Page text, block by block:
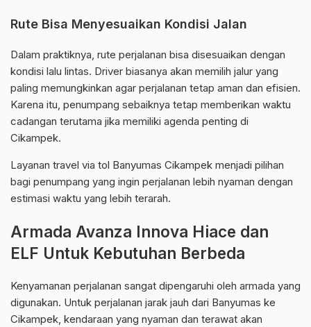
Rute Bisa Menyesuaikan Kondisi Jalan
Dalam praktiknya, rute perjalanan bisa disesuaikan dengan
kondisi lalu lintas. Driver biasanya akan memilih jalur yang
paling memungkinkan agar perjalanan tetap aman dan efisien.
Karena itu, penumpang sebaiknya tetap memberikan waktu
cadangan terutama jika memiliki agenda penting di
Cikampek.
Layanan travel via tol Banyumas Cikampek menjadi pilihan
bagi penumpang yang ingin perjalanan lebih nyaman dengan
estimasi waktu yang lebih terarah.
Armada Avanza Innova Hiace dan
ELF Untuk Kebutuhan Berbeda
Kenyamanan perjalanan sangat dipengaruhi oleh armada yang
digunakan. Untuk perjalanan jarak jauh dari Banyumas ke
Cikampek, kendaraan yang nyaman dan terawat akan